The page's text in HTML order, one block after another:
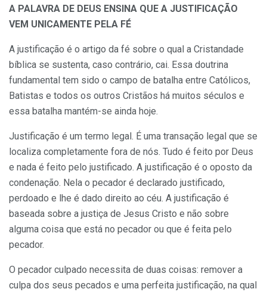
A PALAVRA DE DEUS ENSINA QUE A JUSTIFICAÇÃO
VEM UNICAMENTE PELA FÉ
A justificação é o artigo da fé sobre o qual a Cristandade
bíblica se sustenta, caso contrário, cai. Essa doutrina
fundamental tem sido o campo de batalha entre Católicos,
Batistas e todos os outros Cristãos há muitos séculos e
essa batalha mantém-se ainda hoje.
Justificação é um termo legal. É uma transação legal que se
localiza completamente fora de nós. Tudo é feito por Deus
e nada é feito pelo justificado. A justificação é o oposto da
condenação. Nela o pecador é declarado justificado,
perdoado e lhe é dado direito ao céu. A justificação é
baseada sobre a justiça de Jesus Cristo e não sobre
alguma coisa que está no pecador ou que é feita pelo
pecador.
O pecador culpado necessita de duas coisas: remover a
culpa dos seus pecados e uma perfeita justificação, na qual